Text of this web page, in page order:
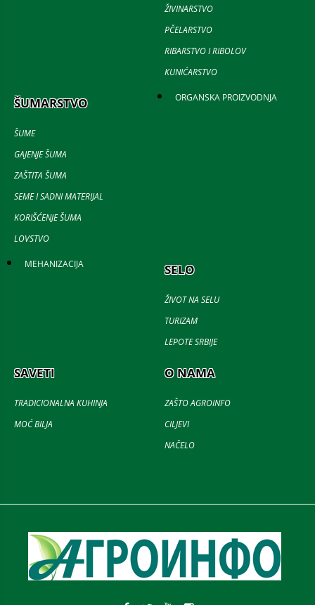
ŽIVINARSTVO
PČELARSTVO
RIBARSTVO I RIBOLOV
KUNIĆARSTVO
ŠUMARSTVO
ŠUME
GAJENJE ŠUMA
ZAŠTITA ŠUMA
SEME I SADNI MATERIJAL
KORIŠĆENJE ŠUMA
LOVSTVO
ORGANSKA PROIZVODNJA
MEHANIZACIJA SELO
ŽIVOT NA SELU
TURIZAM
LEPOTE SRBIJE
SAVETI
TRADICIONALNA KUHINJA
MOĆ BILJA
O NAMA
ZAŠTO AGROINFO
CILJEVI
NAČELO